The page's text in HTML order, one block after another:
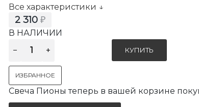
Все характеристики ↓
2 310 ₽
В НАЛИЧИИ
ИЗБРАННОЕ
Свеча Пионы теперь в вашей корзине